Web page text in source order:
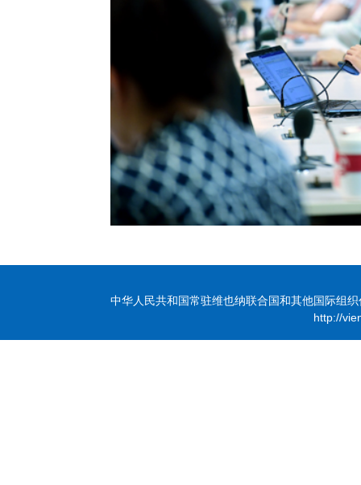
中华人民共和国常驻维也纳联合国和其他国际组
http://